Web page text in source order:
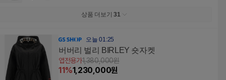
상품 더보기 31
오늘 01:25
버버리 벌리 BIRLEY 숏자켓
앱전용가1,380,000원
11%1,230,000원